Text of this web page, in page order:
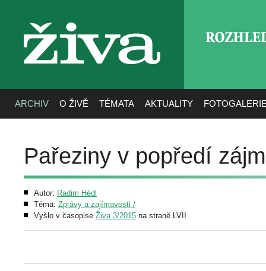
živa
ARCHIV O ŽIVĚ TÉMATA AKTUALITY
Pařeziny v popředí
Autor: Radim Hédl
Téma: Zprávy a zajímavosti /
Vyšlo v časopise Živa 3/2015 na straně LVII